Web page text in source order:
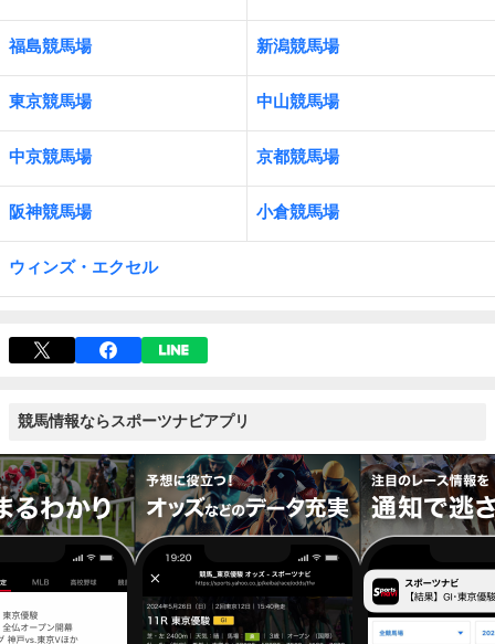
福島競馬場 新潟競馬場
東京競馬場 中山競馬場
中京競馬場 京都競馬場
阪神競馬場 小倉競馬場
ウィンズ・エクセル
競馬情報ならスポーツナビアプリ